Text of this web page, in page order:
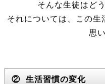
そんな生徒はど
それについては、この生
思
② 生活習慣の変化